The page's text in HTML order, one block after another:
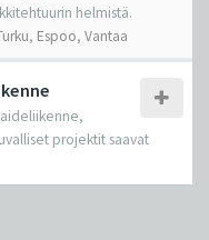
helmistä.
, Espoo, Vantaa
projektit saavat